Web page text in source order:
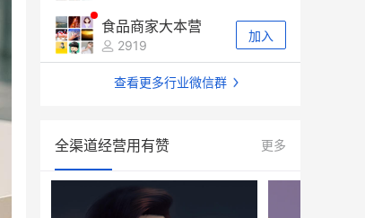
食品商家大本营
2919
加入
查看更多行业微信群
全渠道经营用有赞 更多